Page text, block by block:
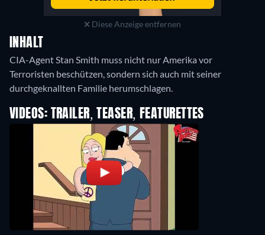
Diese Anzeige entfernen
INHALT
CIA-Agent Stan Smith muss nicht nur Amerika vor
Terroristen beschützen, sondern sich auch mit seiner
VIDEOS: TRAILER, TEASER, FEATURETTES